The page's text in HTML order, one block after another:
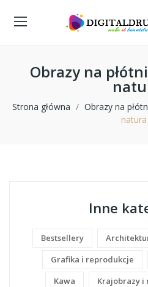
Obrazy na
Strona główna Obrazy na
natura
Inne
Bestsellery
Grafika i reprodukcje
Kawa
Krajobrazy i